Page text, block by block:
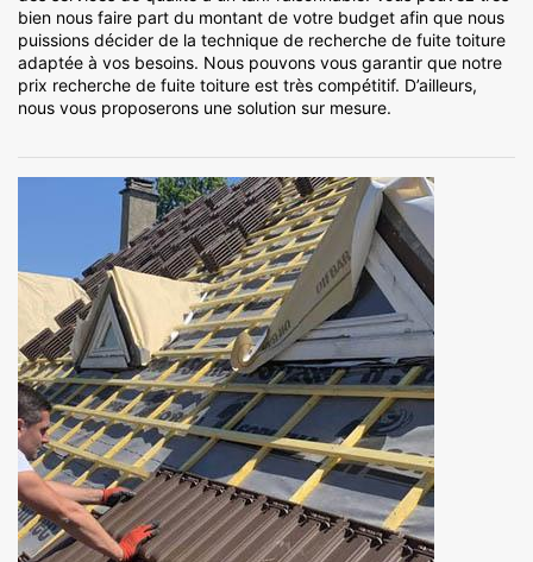
bien nous faire part du montant de votre budget afin que nous
puissions décider de la technique de recherche de fuite toiture
adaptée à vos besoins. Nous pouvons vous garantir que notre
prix recherche de fuite toiture est très compétitif. D’ailleurs,
nous vous proposerons une solution sur mesure.